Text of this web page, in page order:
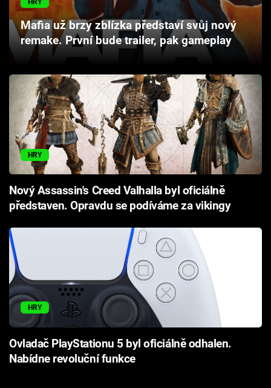
Cool Esport
Pořady
TV Program
Sledujte prima+
Přihlášení
Sledujte nás
HRY
Mafia už brzy zblízka představí svůj nový
remake. První bude trailer, pak gameplay
HRY
Nový Assassin's Creed Valhalla byl oficiálně
představen. Opravdu se podíváme za vikingy
HRY
Ovladač PlayStationu 5 byl oficiálně odhalen.
Nabídne revoluční funkce